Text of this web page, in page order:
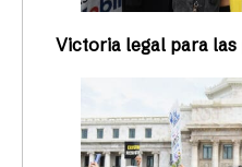
Victoria legal para